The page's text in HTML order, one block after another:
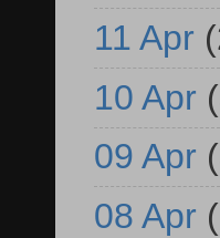
11 Apr
10 Apr
09 Apr
08 Apr